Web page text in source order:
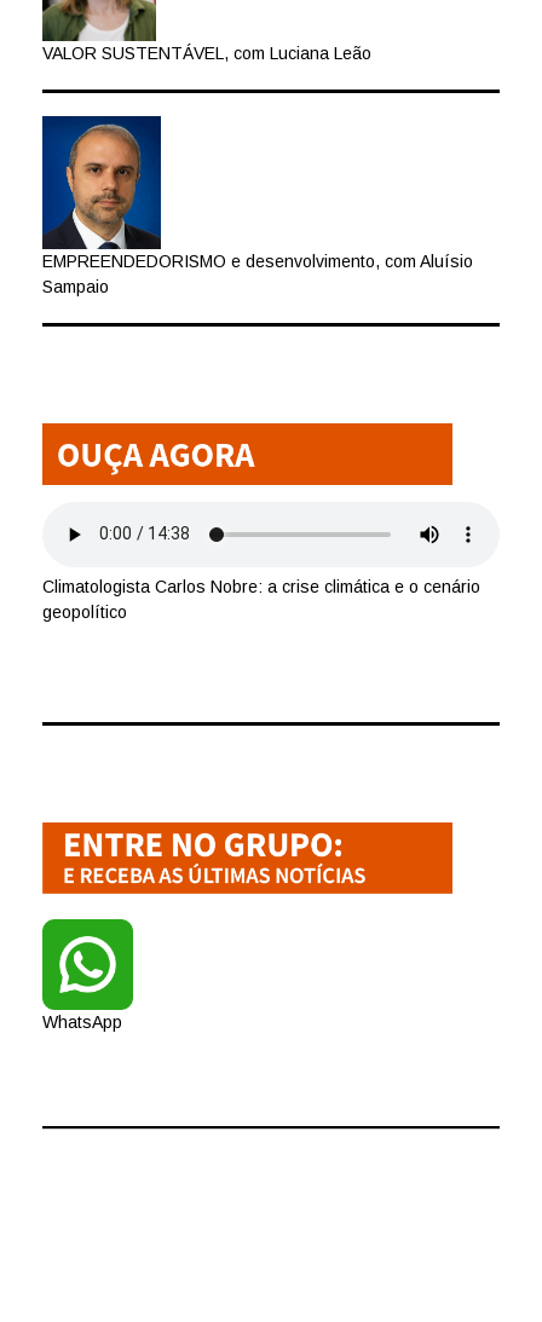
VALOR SUSTENTÁVEL, com Luciana Leão
EMPREENDEDORISMO e desenvolvimento, com Aluísio
Sampaio
Climatologista Carlos Nobre: a crise climática e o cenário
geopolítico
WhatsApp